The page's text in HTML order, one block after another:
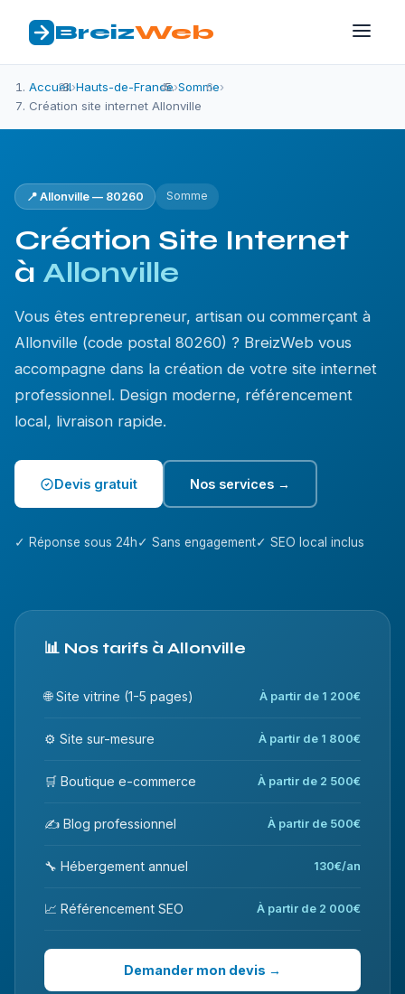
BreizWeb
Accueil›Hauts-de-France›Somme›
Création site internet Allonville
📍 Allonville — 80260 Somme
Création Site Internet
à Allonville
Vous êtes entrepreneur, artisan ou commerçant à
Allonville (code postal 80260) ? BreizWeb vous
accompagne dans la création de votre site internet
professionnel. Design moderne, référencement
local, livraison rapide.
Devis gratuit Nos services →
✓ Réponse sous 24h✓ Sans engagement✓ SEO local inclus
📊 Nos tarifs à Allonville
🌐 Site vitrine (1-5 pages) À partir de 1 200€
⚙️ Site sur-mesure À partir de 1 800€
🛒 Boutique e-commerce À partir de 2 500€
✍️ Blog professionnel À partir de 500€
🔧 Hébergement annuel 130€/an
📈 Référencement SEO À partir de 2 000€
Demander mon devis →